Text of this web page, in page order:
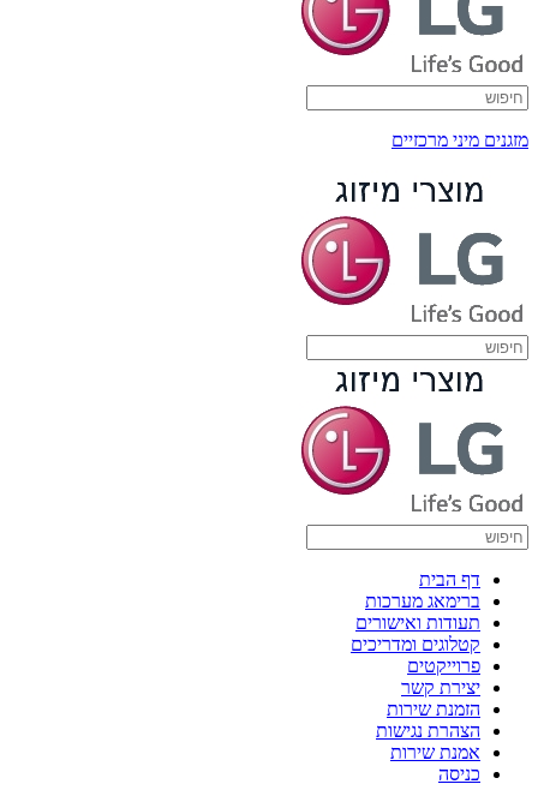
מזגנים מיני מרכזיים
דף הבית
ברימאג מערכות
תעודות ואישורים
קטלוגים ומדריכים
פרוייקטים
יצירת קשר
הזמנת שירות
הצהרת נגישות
אמנת שירות
כניסה